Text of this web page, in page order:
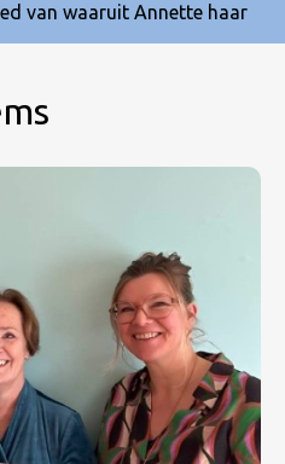
van waaruit Annette haar